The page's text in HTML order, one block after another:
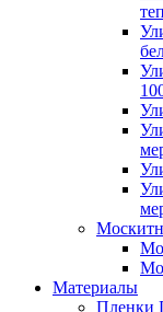
Материалы
Пленки